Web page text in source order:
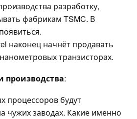
разработку,
фабрикам TSMC. В
наконец начнёт продавать
транзисторах.
производства:
процессоров будут
чужих заводах. Какие именно